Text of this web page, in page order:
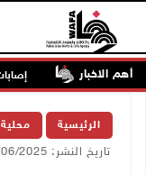
أهم الاخبار إصابات
الرئيسية محلية
تاريخ النشر: 03/06/2025 01:49 م